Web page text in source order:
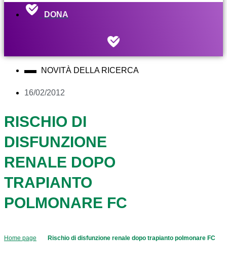
DONA
NOVITÀ DELLA RICERCA
16/02/2012
RISCHIO DI
DISFUNZIONE
RENALE DOPO
TRAPIANTO
POLMONARE FC
Home page Rischio di disfunzione renale dopo trapianto polmonare FC